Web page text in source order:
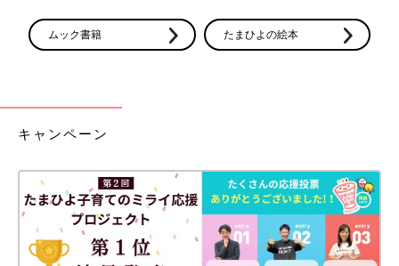
ムック書籍 たまひよの絵本
キャンペーン